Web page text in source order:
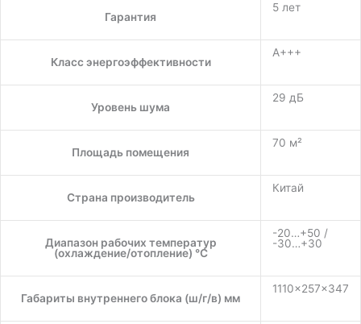
Гарантия
5 лет
Класс энергоэффективности
A+++
Уровень шума
29 дБ
Площадь помещения
70 м²
Страна производитель
Китай
Диапазон рабочих температур
(охлаждение/отопление) °C
-20…+50 /
-30…+30
Габариты внутреннего блока (ш/г/в) мм
1110×257×347